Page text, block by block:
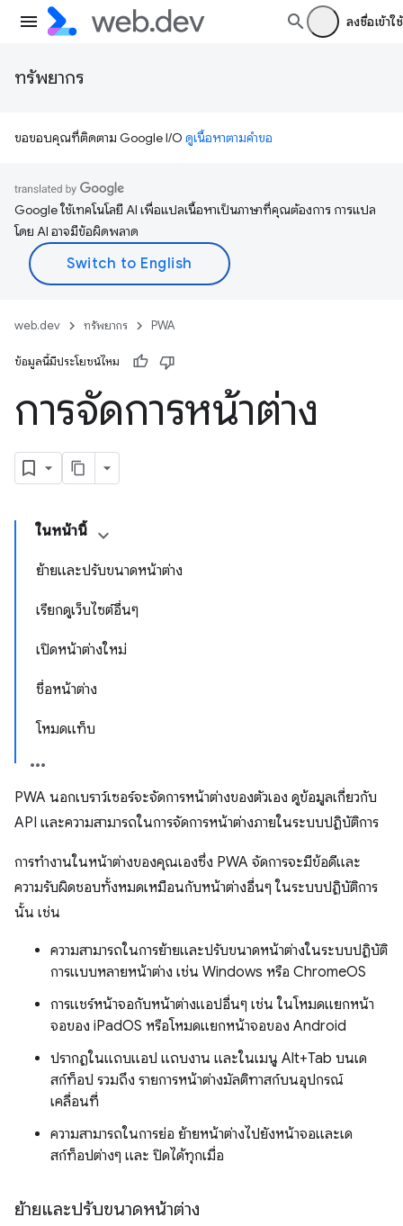
ลงชื่อเข้าใช้
ทรัพยากร
ขอขอบคุณที่ติดตาม Google I/O ดูเนื้อหาตามคำขอ
Google ใช้เทคโนโลยี AI เพื่อแปลเนื้อหาเป็นภาษาที่คุณต้องการ การแปล
โดย AI อาจมีข้อผิดพลาด
web.dev ทรัพยากร PWA
ข้อมูลนี้มีประโยชน์ไหม
การจัดการหน้าต่าง
ในหน้านี้
ย้ายและปรับขนาดหน้าต่าง
เรียกดูเว็บไซต์อื่นๆ
เปิดหน้าต่างใหม่
ชื่อหน้าต่าง
โหมดแท็บ
PWA นอกเบราว์เซอร์จะจัดการหน้าต่างของตัวเอง ดูข้อมูลเกี่ยวกับ
API และความสามารถในการจัดการหน้าต่างภายในระบบปฏิบัติการ
การทำงานในหน้าต่างของคุณเองซึ่ง PWA จัดการจะมีข้อดีและ
ความรับผิดชอบทั้งหมดเหมือนกับหน้าต่างอื่นๆ ในระบบปฏิบัติการ
นั้น เช่น
ความสามารถในการย้ายและปรับขนาดหน้าต่างในระบบปฏิบัติ
การแบบหลายหน้าต่าง เช่น Windows หรือ ChromeOS
การแชร์หน้าจอกับหน้าต่างแอปอื่นๆ เช่น ในโหมดแยกหน้า
จอของ iPadOS หรือโหมดแยกหน้าจอของ Android
ปรากฏในแถบแอป แถบงาน และในเมนู Alt+Tab บนเด
สก์ท็อป รวมถึง รายการหน้าต่างมัลติทาสก์บนอุปกรณ์
เคลื่อนที่
ความสามารถในการย่อ ย้ายหน้าต่างไปยังหน้าจอและเด
สก์ท็อปต่างๆ และ ปิดได้ทุกเมื่อ
ย้ายและปรับขนาดหน้าต่าง